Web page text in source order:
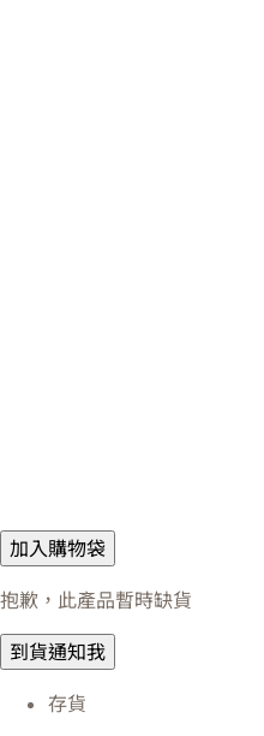
加入購物袋
抱歉，此產品暫時缺貨
到貨通知我
存貨